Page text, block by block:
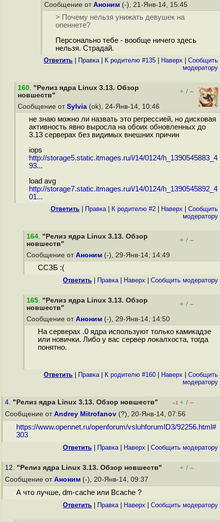
Сообщение от Аноним (-), 21-Янв-14, 15:45
> Почему нельзя унижать девушек на
опеннете?
Персонально тебе - вообще ничего здесь
нельзя. Страдай.
Ответить Правка| К родителю #135 Наверх
Cообщить
модератору
160. "Релиз ядра Linux 3.13. Обзор
новшеств"
+ / –
Сообщение от Sylvia (ok), 24-Янв-14, 10:46
не знаю можно ли назвать это регрессией, но дисковая
активность явно выросла на обоих обновленных до
3.13 серверах без видимых внешних причин
iops
http://storage5.static.itmages.ru/i/14/0124/h_1390545883_4
93...
load avg
http://storage7.static.itmages.ru/i/14/0124/h_1390545892_4
01...
Ответить Правка| К родителю #2 Наверх
Cообщить
модератору
164. "Релиз ядра Linux 3.13. Обзор
новшеств"
+ / –
Сообщение от Аноним (-), 29-Янв-14, 14:49
ССЗБ :(
Ответить Правка| Наверх Cообщить модератору
165. "Релиз ядра Linux 3.13. Обзор
новшеств"
+ / –
Сообщение от Аноним (-), 29-Янв-14, 14:50
На серверах .0 ядра используют только камикадзе
или новички. Либо у вас сервер локалхоста, тогда
понятно.
Ответить Правка| К родителю #160 Наверх
Cообщить
модератору
4. "Релиз ядра Linux 3.13. Обзор новшеств" –1 + / –
Сообщение от Andrey Mitrofanov (?), 20-Янв-14, 07:56
https://www.opennet.ru/openforum/vsluhforumID3/92256.html#
303
Ответить Правка| Наверх Cообщить модератору
12. "Релиз ядра Linux 3.13. Обзор новшеств" + / –
Сообщение от Аноним (-), 20-Янв-14, 09:37
А что лучше, dm-cache или Bcache ?
Ответить Правка| Наверх Cообщить модератору